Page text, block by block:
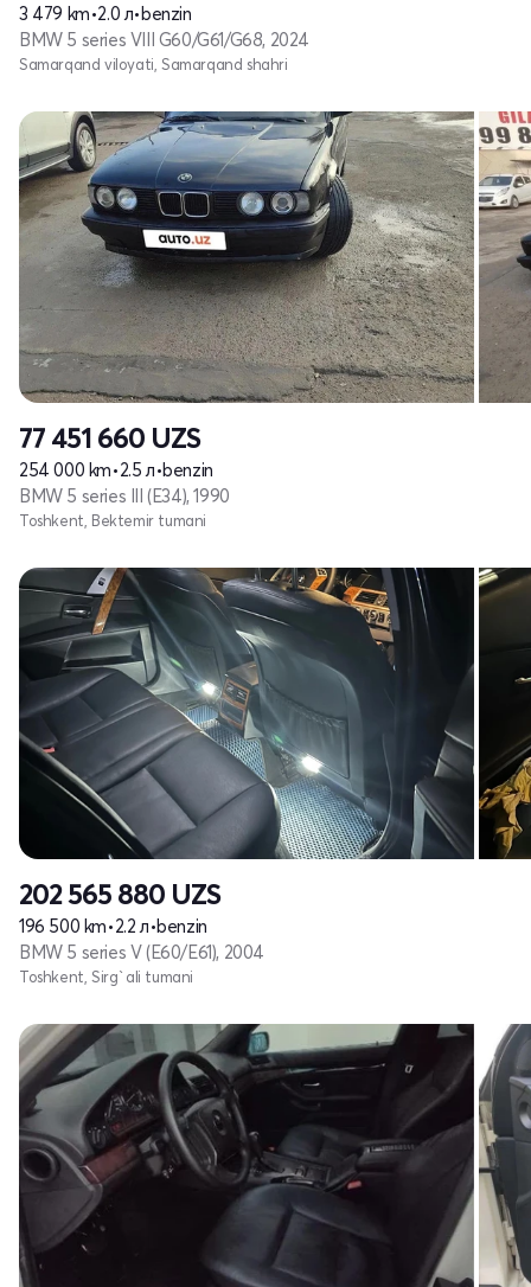
3 479 km•2.0 л•benzin
BMW 5 series VIII G60/G61/G68, 2024
Samarqand viloyati, Samarqand shahri
77 451 660 UZS
254 000 km•2.5 л•benzin
BMW 5 series III (E34), 1990
Toshkent, Bektemir tumani
202 565 880 UZS
196 500 km•2.2 л•benzin
BMW 5 series V (E60/E61), 2004
Toshkent, Sirg`ali tumani